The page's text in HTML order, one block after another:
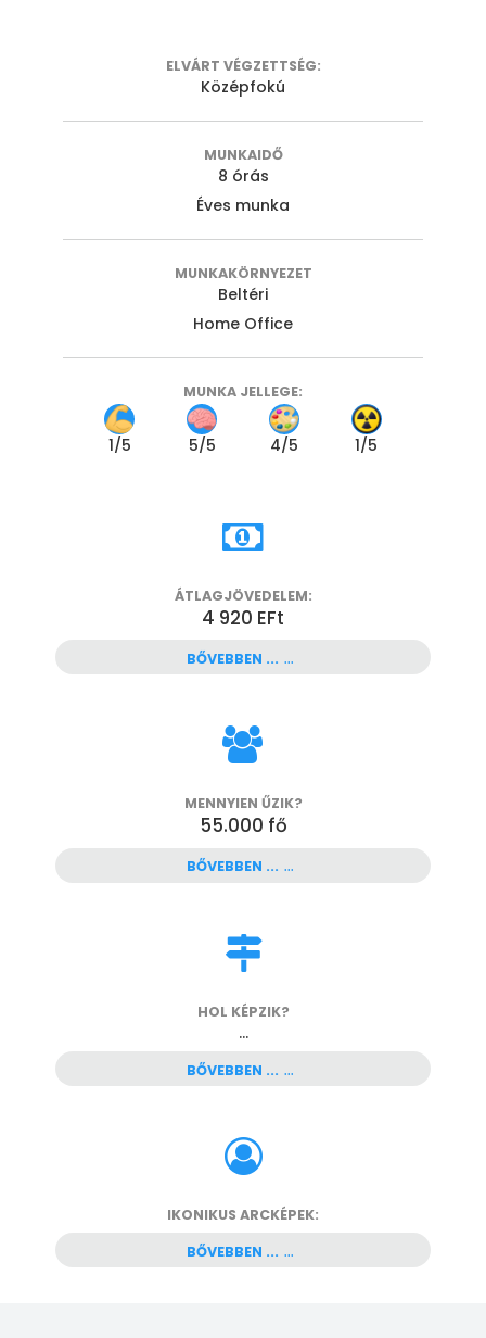
ELVÁRT VÉGZETTSÉG:
Középfokú
MUNKAIDŐ
8 órás
Éves munka
MUNKAKÖRNYEZET
Beltéri
Home Office
MUNKA JELLEGE:
1/5 5/5 4/5 1/5
ÁTLAGJÖVEDELEM:
4 920 EFt
BŐVEBBEN ...
MENNYIEN ŰZIK?
55.000 fő
BŐVEBBEN ...
HOL KÉPZIK?
...
BŐVEBBEN ...
IKONIKUS ARCKÉPEK:
BŐVEBBEN ...